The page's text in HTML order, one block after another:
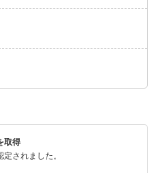
取得
されました。